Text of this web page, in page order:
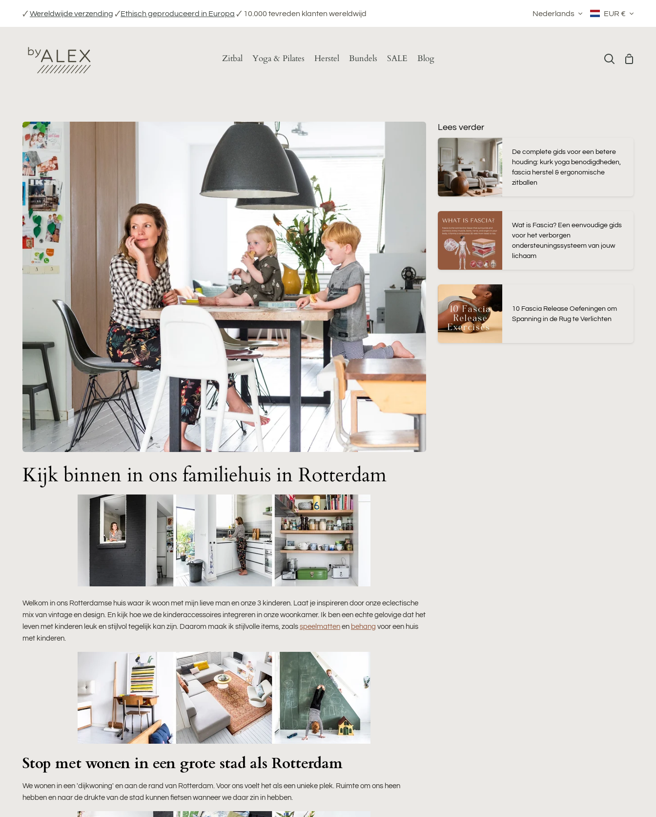
inhoud
🗸 Wereldwijde verzending 🗸Ethisch geproduceerd in Europa 🗸 10.000 tevreden klanten wereldwijd Taal
Nederlands Valuta EUR €
Zitbal Yoga & Pilates Herstel Bundels SALE Blog Zoeken
Kijk binnen in ons familiehuis in Rotterdam
Welkom in ons Rotterdamse huis waar ik woon met mijn lieve man en onze 3 kinderen. Laat je inspireren door onze eclectische
mix van vintage en design. En kijk hoe we de kinderaccessoires integreren in onze woonkamer. Ik ben een echte gelovige dat het
leven met kinderen leuk en stijlvol tegelijk kan zijn. Daarom maak ik stijlvolle items, zoalsspeelmattenen behang voor een huis
met kinderen.
Stop met wonen in een grote stad als Rotterdam
We wonen in een 'dijkwoning' en aan de rand van Rotterdam. Voor ons voelt het als een unieke plek. Ruimte om ons heen
hebben en naar de drukte van de stad kunnen fietsen wanneer we daar zin in hebben.
Lees verder
De complete gids voor een betere
houding: kurk yoga benodigdheden,
fascia herstel & ergonomische
zitballen
Wat is Fascia? Een eenvoudige gids
voor het verborgen
ondersteuningssysteem van jouw
lichaam
10 Fascia Release Oefeningen om
Spanning in de Rug te Verlichten